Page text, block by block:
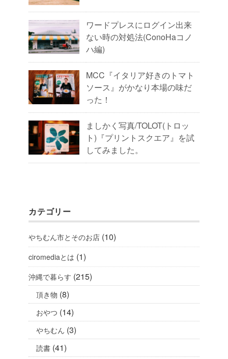
ワードプレスにログイン出来
ない時の対処法(ConoHaコノ
ハ編)
MCC『イタリア好きのトマト
ソース』がかなり本場の味だ
った！
ましかく写真/TOLOT(トロッ
ト)『プリントスクエア』を試
してみました。
カテゴリー
やちむん市とそのお店 (10)
ciromediaとは (1)
沖縄で暮らす (215)
頂き物 (8)
おやつ (14)
やちむん (3)
読書 (41)